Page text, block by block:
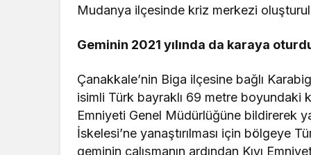
Mudanya ilçesinde kriz merkezi
Geminin 2021 yılında da karaya
Çanakkale’nin Biga ilçesine bağlı
isimli Türk bayraklı 69 metre boyundaki
Emniyeti Genel Müdürlüğüne bildirerek
İskelesi’ne yanaştırılması için bölgeye
geminin çalışmanın ardından Kıyı